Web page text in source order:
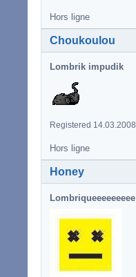
Hors ligne
Choukoulou
Lombrik impudik
Registered 14.03.2008
Hors ligne
Honey
Lombriqueeeeeeeee